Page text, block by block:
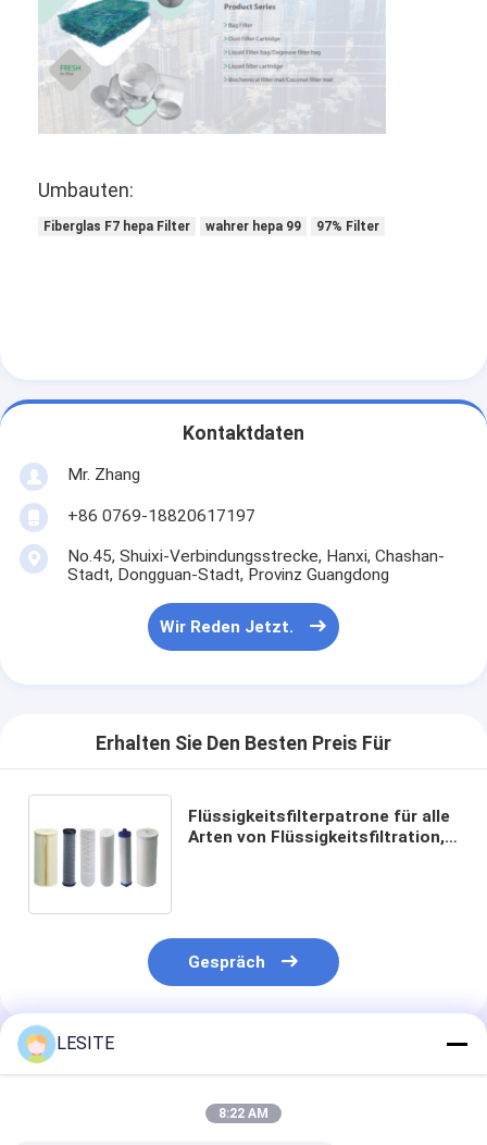
Produkte
Wir Reden Jetzt.
Luftfilter, der Maschine herstellt
Taschen-Filter, der Maschine herstellt
Umbauten:
Fiberglas F7 hepa Filter wahrer hepa 99 97% Filter
Kontaktdaten
Mr. Zhang
+86 0769-18820617197
No.45, Shuixi-Verbindungsstrecke, Hanxi, Chashan-
Stadt, Dongguan-Stadt, Provinz Guangdong
Wir Reden Jetzt.
Erhalten Sie Den Besten Preis Für
Flüssigkeitsfilterpatrone für alle
Arten von Flüssigkeitsfiltration,
Gespräch
Empfohlene Produkte
LESITE
8:22 AM